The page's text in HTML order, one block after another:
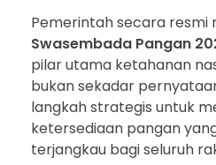
Pemerintah secara resmi
Swasembada Pangan
pilar utama ketahanan
bukan sekadar
langkah strategis untuk
ketersediaan pangan
terjangkau bagi seluruh